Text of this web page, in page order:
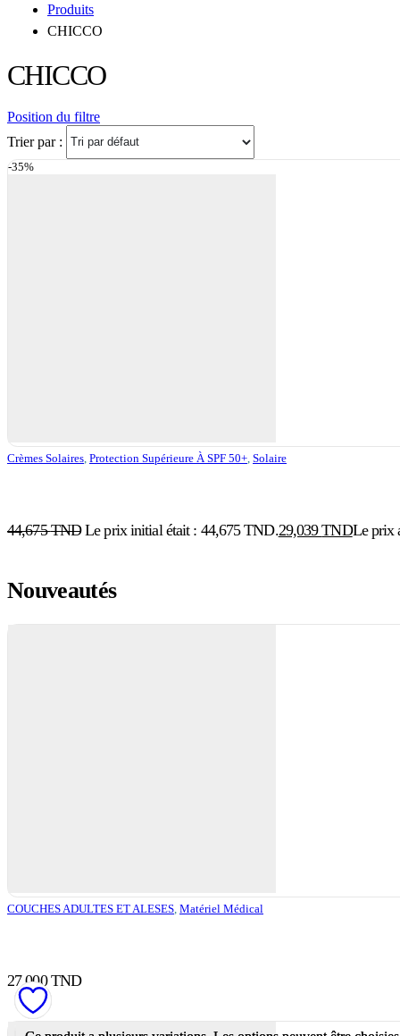
Produits
CHICCO
CHICCO
Position du filtre
Trier par :
-35%
Crèmes Solaires Protection Supérieure À SPF 50+ Solaire
44,675TND Le prix initial était : 44,675 TND.29,039TNDLe prix
Nouveautés
COUCHES ADULTES ET ALESES Matériel Médical
27,000TND